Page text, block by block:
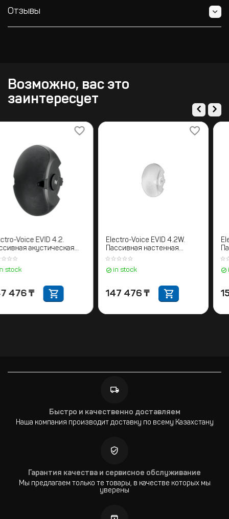
Отзывы
Возможно, вас это
заинтересует
Electro-Voice EVID 4.2.
Пассивная акустическая
система
in stock
147 476
Electro-Voice EVID 4.2W.
Пассивная настенная
акустическая система
in stock
147 476
Быстро и качественно доставляем
Наша компания производит доставку по всему Казахстану
Гарантия качества и сервисное обслуживание
Мы предлагаем только те товары, в качестве которых мы
уверены